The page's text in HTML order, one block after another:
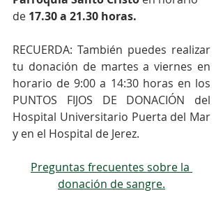
de 17.30 a 21.30 horas.
RECUERDA: También puedes realizar
tu donación de martes a viernes en
horario de 9:00 a 14:30 horas en los
PUNTOS FIJOS DE DONACIÓN del
Hospital Universitario Puerta del Mar
y en el Hospital de Jerez.
Preguntas frecuentes sobre la
donación de sangre.